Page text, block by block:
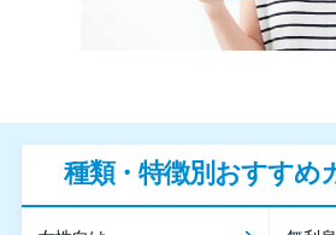
種類・特徴別おすすめ